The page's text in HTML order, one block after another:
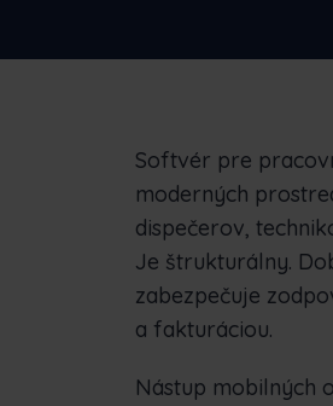
Softvér pre
moderných
dispečerov,
Je štrukturálny.
zabezpečuje
a fakturáciou.
Nástup mobilných